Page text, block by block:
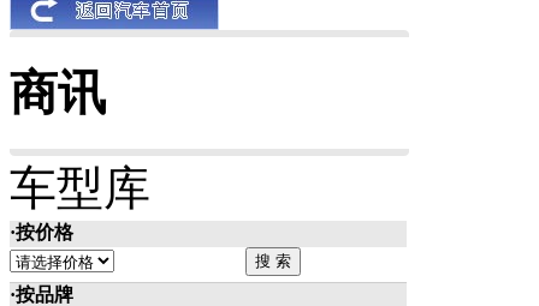
商讯
车型库
·按价格
·按品牌